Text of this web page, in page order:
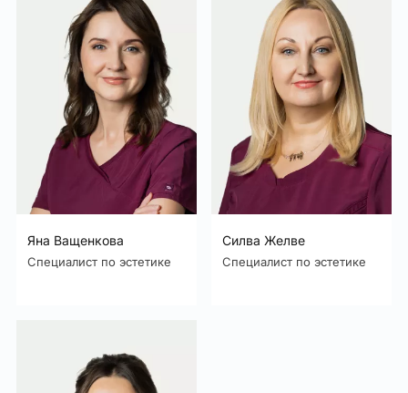
Яна Ващенкова
Специалист по эстетике
Силва Желве
Специалист по эстетике